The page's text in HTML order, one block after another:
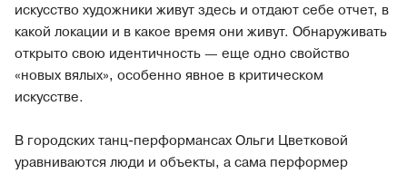
искусство художники живут здесь и отдают себе отчет, в
какой локации и в какое время они живут. Обнаруживать
открыто свою идентичность — еще одно свойство
«новых вялых», особенно явное в критическом
искусстве.
В городских танц-перформансах Ольги Цветковой
уравниваются люди и объекты, а сама перформер